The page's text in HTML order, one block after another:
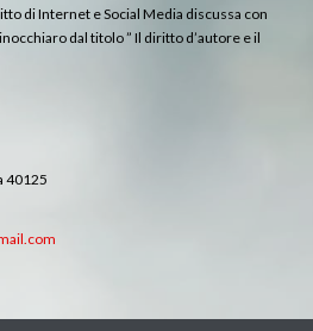
di Internet e Social Media discussa con
dal titolo ” Il diritto d’autore e il
40125